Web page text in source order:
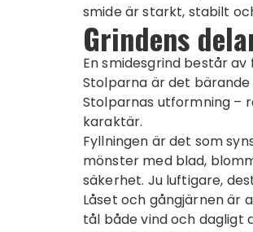
smide är starkt, stabilt
Grindens
En smidesgrind består
Stolparna är det
Stolparnas utformning –
karaktär.
Fyllningen är det som
mönster med blad,
säkerhet. Ju luftigare,
Låset och gångjärnen är
tål både vind och dagligt